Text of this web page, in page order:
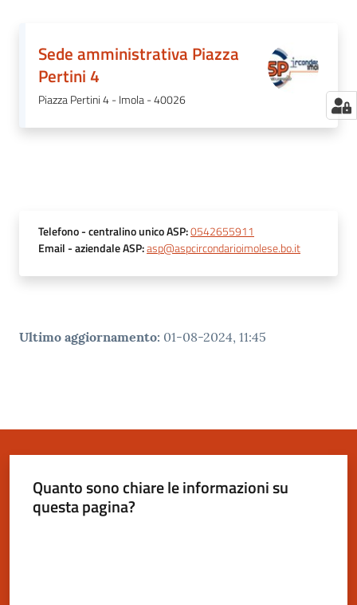
Sede amministrativa Piazza
Pertini 4
Piazza Pertini 4 - Imola - 40026
Telefono- centralino unico ASP:0542655911
Email- aziendale ASP:asp@aspcircondarioimolese.bo.it
Ultimo aggiornamento: 01-08-2024, 11:45
Quanto sono chiare le informazioni su
questa pagina?